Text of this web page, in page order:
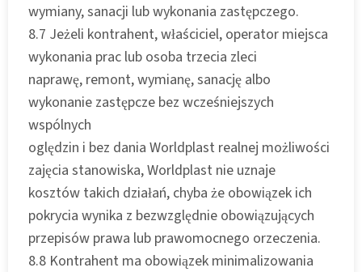
wymiany, sanacji lub wykonania zastępczego.
8.7 Jeżeli kontrahent, właściciel, operator miejsca
wykonania prac lub osoba trzecia zleci
naprawę, remont, wymianę, sanację albo
wykonanie zastępcze bez wcześniejszych
wspólnych
oględzin i bez dania Worldplast realnej możliwości
zajęcia stanowiska, Worldplast nie uznaje
kosztów takich działań, chyba że obowiązek ich
pokrycia wynika z bezwzględnie obowiązujących
przepisów prawa lub prawomocnego orzeczenia.
8.8 Kontrahent ma obowiązek minimalizowania